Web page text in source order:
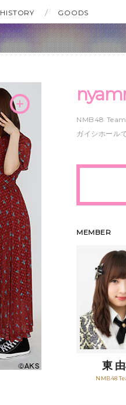
HISTORY GOODS
NMB48
ガイシホール
MEMBER
東
NMB48